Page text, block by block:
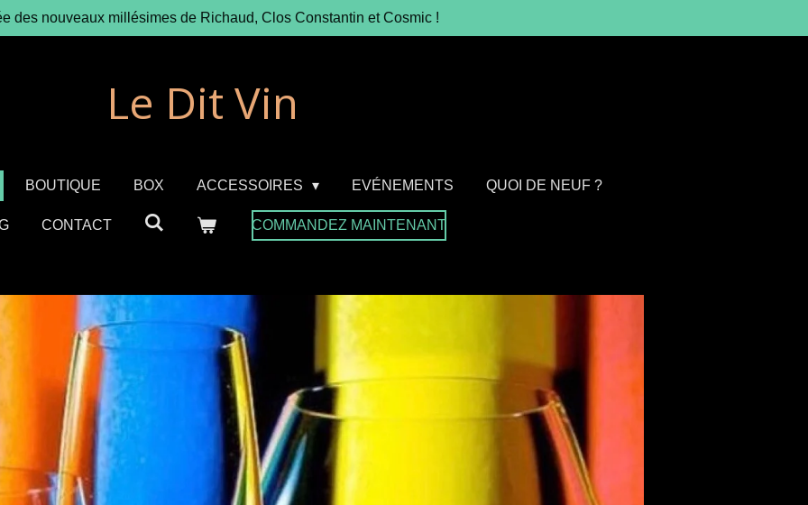
des nouveaux millésimes de Richaud, Clos Constantin et Cosmic !
Le Dit Vin
BOUTIQUE BOX ACCESSOIRES EVÉNEMENTS QUOI DE NEUF ?
CONTACT COMMANDEZ MAINTENANT